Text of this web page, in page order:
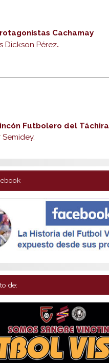
Cachamay
Dickson Pérez.
Futbolero del Táchira
Semidey.
de: